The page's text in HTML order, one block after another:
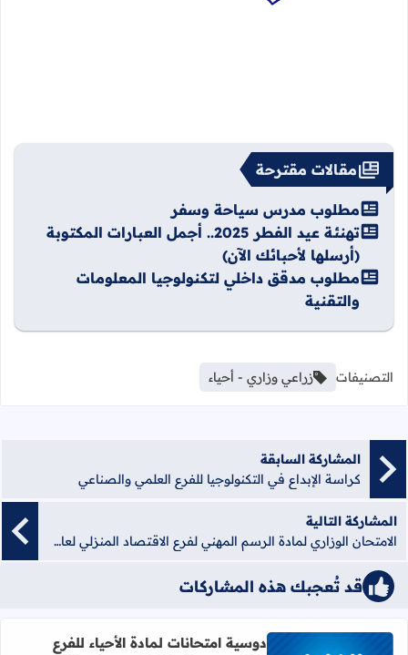
مقالات مقترحة
مطلوب مدرس سياحة وسفر
تهنئة عيد الفطر 2025.. أجمل العبارات المكتوبة
(أرسلها لأحبائك الآن)
مطلوب مدقق داخلي لتكنولوجيا المعلومات
والتقنية
التصنيفات زراعي وزاري - أحياء
المشاركة السابقة
كراسة الإبداع في التكنولوجيا للفرع العلمي والصناعي
المشاركة التالية
الامتحان الوزاري لمادة الرسم المهني لفرع الاقتصاد المنزلي لعام 2020 للدورة الثانية مع الإجابات
قد تُعجبك هذه المشاركات
دوسية امتحانات لمادة الأحياء للفرع